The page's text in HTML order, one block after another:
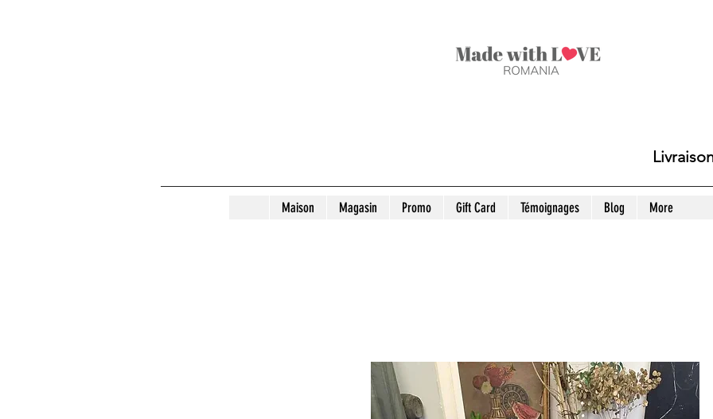
Maison Magasin Promo Gift Card Témoignages Blog More